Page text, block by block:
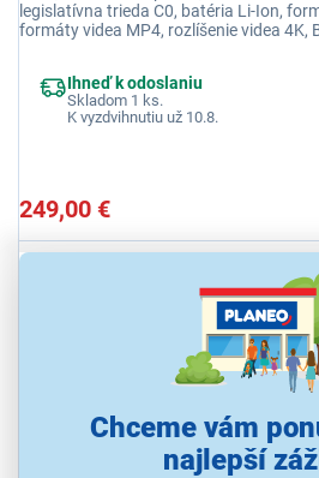
Chceme vám
najlepší
legislatívna trieda C0, batéria Li-Ion,
formáty videa MP4, rozlíšenie videa 4K,
Ihneď k odoslaniu
Skladom 1 ks.
K vyzdvihnutiu už 10.8.
249,00 €